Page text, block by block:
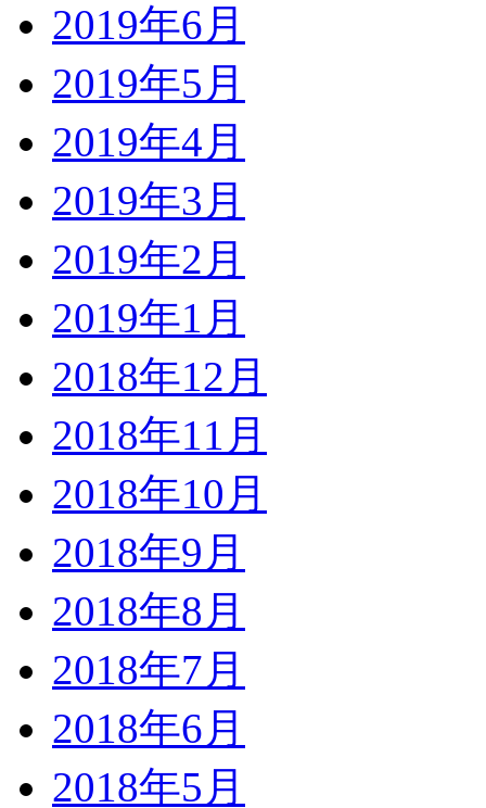
2019年6月
2019年5月
2019年4月
2019年3月
2019年2月
2019年1月
2018年12月
2018年11月
2018年10月
2018年9月
2018年8月
2018年7月
2018年6月
2018年5月